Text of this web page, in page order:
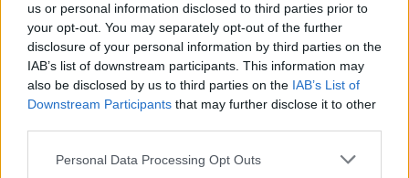
us or personal information disclosed to third parties prior to
your opt-out. You may separately opt-out of the further
disclosure of your personal information by third parties on the
IAB’s list of downstream participants. This information may
also be disclosed by us to third parties on the IAB’s List of
Downstream Participants that may further disclose it to other
Personal Data Processing Opt Outs